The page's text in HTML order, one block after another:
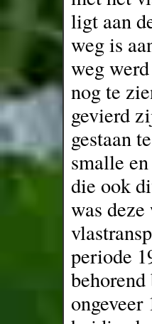
ligt aan
weg is
weg
nog te
gevierd
gestaan
smalle
die ook
was
periode